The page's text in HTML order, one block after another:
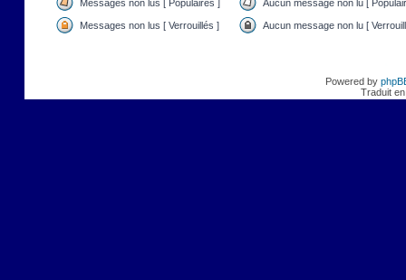
Messages non lus [ Populaires ] Aucun message non lu [
Messages non lus [ Verrouillés ] Aucun message non lu [
Powered by
Traduit